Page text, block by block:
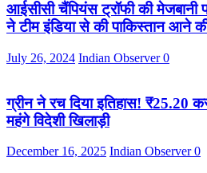
आईसीसी चैंपियंस ट्रॉफी की मेजबानी
ने टीम इंडिया से की पाकिस्तान आने
July 26, 2024 Indian Observer0
ग्रीन ने रच दिया इतिहास!
महंगे विदेशी खिलाड़ी
December 16, 2025 Indian Observer0